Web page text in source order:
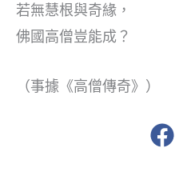
若無慧根與奇緣，
佛國高僧豈能成？
（事據《高僧傳奇》）